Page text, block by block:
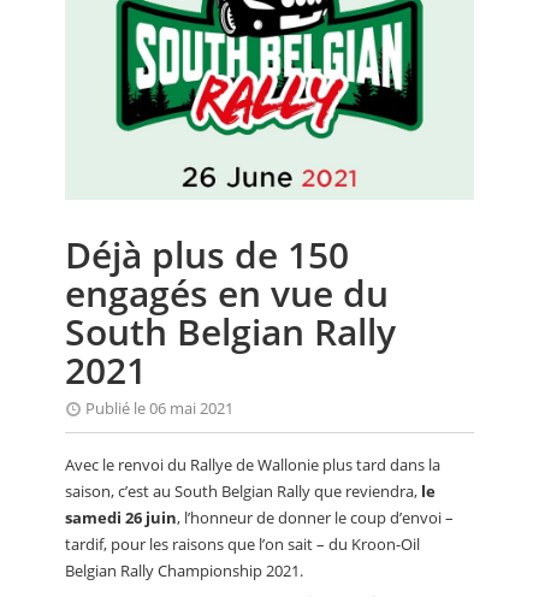
MONTAGNE
EVÈNEMENTS
CALENDRIER
ANNUAIRES
PETITES ANNONCES
Déjà plus de 150
engagés en vue du
South Belgian Rally
2021
Publié le 06 mai 2021
Avec le renvoi du Rallye de Wallonie plus tard dans la
saison, c’est au South Belgian Rally que reviendra, le
samedi 26 juin, l’honneur de donner le coup d’envoi –
tardif, pour les raisons que l’on sait – du Kroon-Oil
Belgian Rally Championship 2021.